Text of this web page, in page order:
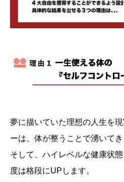
夢に描いていた理想の人生を
ーは、体が整うことで湧いてき
そして、ハイレベルな健康状
度は格段にUPします。